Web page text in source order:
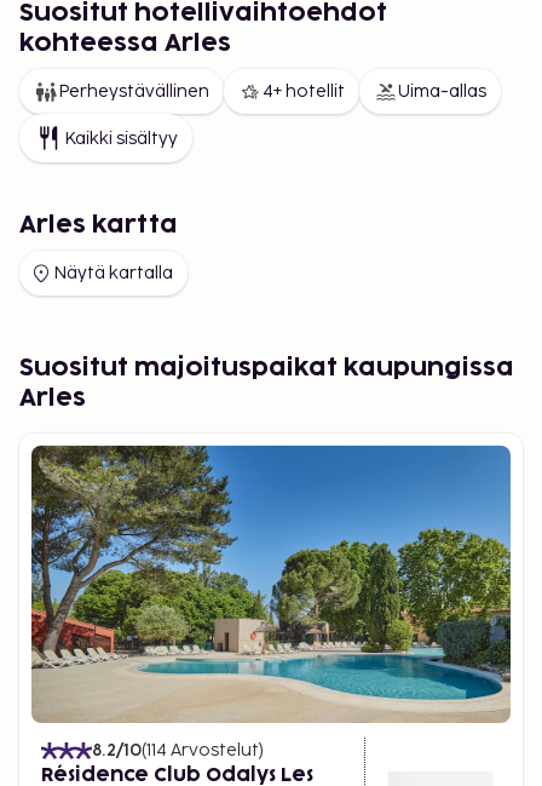
Suositut hotellivaihtoehdot
kohteessa Arles
Perheystävällinen 4+ hotellit Uima-allas
Kaikki sisältyy
Arles kartta
Näytä kartalla
Suositut majoituspaikat kaupungissa
Arles
8.2/10(114 Arvostelut)
Résidence Club Odalys Les